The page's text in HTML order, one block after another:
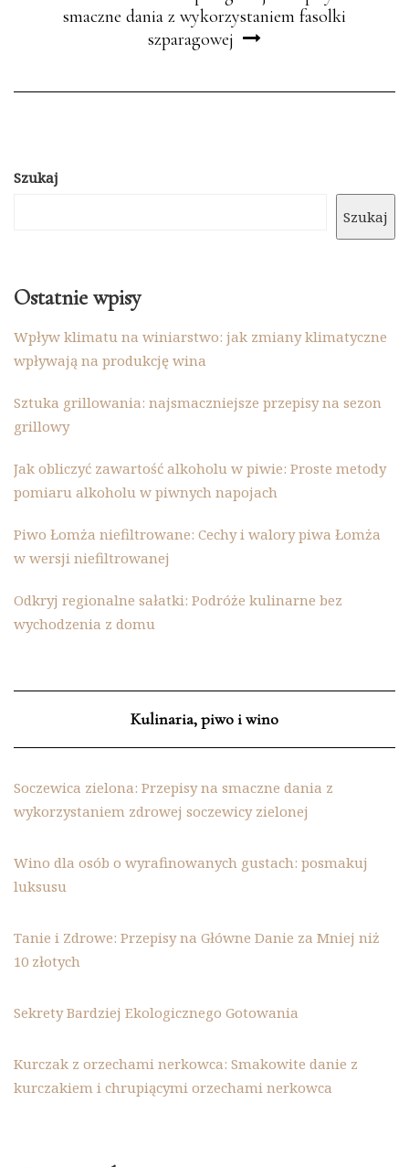
smaczne dania z wykorzystaniem fasolki
szparagowej
Szukaj
Szukaj
Ostatnie wpisy
Wpływ klimatu na winiarstwo: jak zmiany klimatyczne
wpływają na produkcję wina
Sztuka grillowania: najsmaczniejsze przepisy na sezon
grillowy
Jak obliczyć zawartość alkoholu w piwie: Proste metody
pomiaru alkoholu w piwnych napojach
Piwo Łomża niefiltrowane: Cechy i walory piwa Łomża
w wersji niefiltrowanej
Odkryj regionalne sałatki: Podróże kulinarne bez
wychodzenia z domu
Kulinaria, piwo i wino
Soczewica zielona: Przepisy na smaczne dania z
wykorzystaniem zdrowej soczewicy zielonej
Wino dla osób o wyrafinowanych gustach: posmakuj
luksusu
Tanie i Zdrowe: Przepisy na Główne Danie za Mniej niż
10 złotych
Sekrety Bardziej Ekologicznego Gotowania
Kurczak z orzechami nerkowca: Smakowite danie z
kurczakiem i chrupiącymi orzechami nerkowca